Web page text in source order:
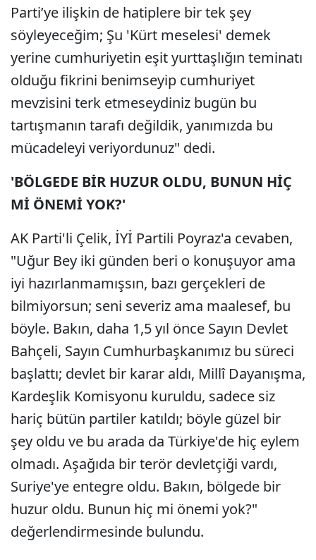
Parti’ye ilişkin de hatiplere bir tek şey
söyleyeceğim; Şu 'Kürt meselesi' demek
yerine cumhuriyetin eşit yurttaşlığın teminatı
olduğu fikrini benimseyip cumhuriyet
mevzisini terk etmeseydiniz bugün bu
tartışmanın tarafı değildik, yanımızda bu
mücadeleyi veriyordunuz" dedi.
'BÖLGEDE BİR HUZUR OLDU, BUNUN HİÇ
Mİ ÖNEMİ YOK?'
AK Parti'li Çelik, İYİ Partili Poyraz'a cevaben,
"Uğur Bey iki günden beri o konuşuyor ama
iyi hazırlanmamışsın, bazı gerçekleri de
bilmiyorsun; seni severiz ama maalesef, bu
böyle. Bakın, daha 1,5 yıl önce Sayın Devlet
Bahçeli, Sayın Cumhurbaşkanımız bu süreci
başlattı; devlet bir karar aldı, Millî Dayanışma,
Kardeşlik Komisyonu kuruldu, sadece siz
hariç bütün partiler katıldı; böyle güzel bir
şey oldu ve bu arada da Türkiye'de hiç eylem
olmadı. Aşağıda bir terör devletçiği vardı,
Suriye'ye entegre oldu. Bakın, bölgede bir
huzur oldu. Bunun hiç mi önemi yok?"
değerlendirmesinde bulundu.